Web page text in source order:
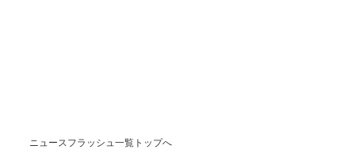
ニュースフラッシュ一覧トップへ